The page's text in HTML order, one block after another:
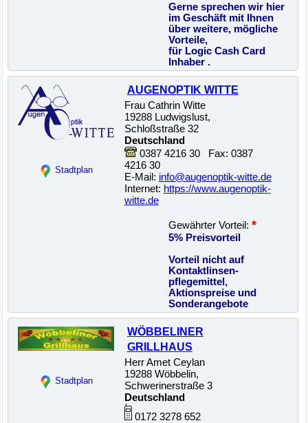
Gerne sprechen wir hier
im Geschäft mit Ihnen
über weitere, mögliche
Vorteile,
für Logic Cash Card
Inhaber .
Stadtplan
AUGENOPTIK WITTE
Frau Cathrin Witte
19288 Ludwigslust,
Schloßstraße 32
Deutschland
0387 4216 30 Fax: 0387
4216 30
E-Mail: info@augenoptik-witte.de
Internet: https://www.augenoptik-
witte.de
Gewährter Vorteil: *
5% Preisvorteil
Vorteil nicht auf
Kontaktlinsen-
pflegemittel,
Aktionspreise und
Sonderangebote
Stadtplan
WÖBBELINER
GRILLHAUS
Herr Amet Ceylan
19288 Wöbbelin,
Schwerinerstraße 3
Deutschland
0172 3278 652